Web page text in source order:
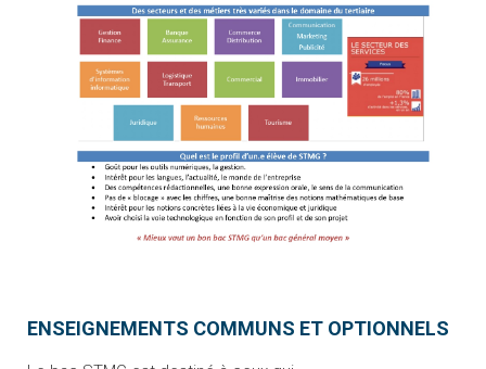
ENSEIGNEMENTS COMMUNS ET OPTIONNELS